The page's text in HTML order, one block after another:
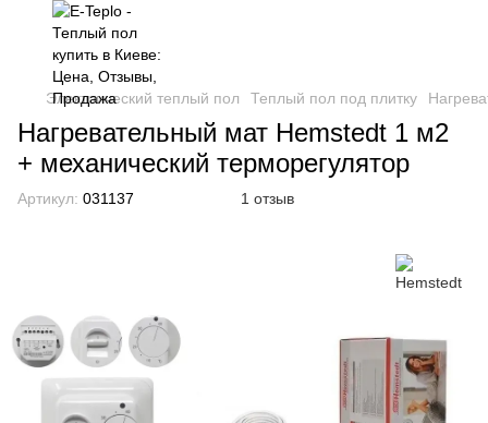
Электрический теплый пол Теплый пол под плитку
Нагревательный мат Hemstedt 1 м2
+ механический терморегулятор
Артикул: 031137 1 отзыв